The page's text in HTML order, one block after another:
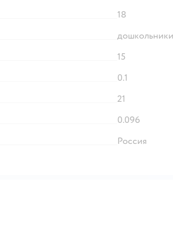
18
15
0.1
21
0.096
Россия